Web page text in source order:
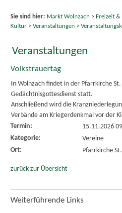
Sie sind hier: Markt Wolnzach > Freizeit &
Kultur> Veranstaltungen >
Veranstaltungen
Volkstrauertag
In Wolnzach findet in der Pfarrkirche
Gedächtnisgottesdienst statt.
Anschließend wird die
Verbände am Kriegerdenkmal vor der
Termin:
15.11.2026
Kategorie:
Vereine
Ort:
Pfarrkirche
zurück zur Übersicht
Weiterführende Links